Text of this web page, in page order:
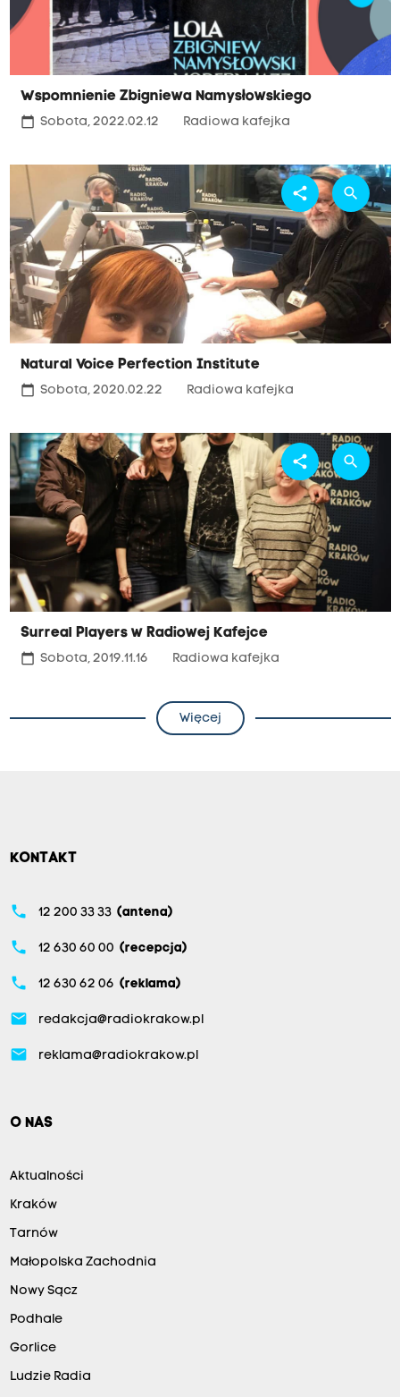
Wspomnienie Zbigniewa Namysłowskiego
calendar_today Sobota, 2022.02.12 Radiowa kafejka
Natural Voice Perfection Institute
calendar_today Sobota, 2020.02.22 Radiowa kafejka
share search
Surreal Players w Radiowej Kafejce
calendar_today Sobota, 2019.11.16 Radiowa kafejka
share search
Więcej
KONTAKT
phone 12 200 33 33 (antena)
phone 12 630 60 00 (recepcja)
phone 12 630 62 06 (reklama)
email redakcja@radiokrakow.pl
email reklama@radiokrakow.pl
O NAS
Aktualności
Kraków
Tarnów
Małopolska Zachodnia
Nowy Sącz
Podhale
Gorlice
Ludzie Radia